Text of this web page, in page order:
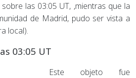
las 03:05 UT, ,mientras que la
de Madrid, pudo ser vista a
local).
03:05 UT
Este objeto fue